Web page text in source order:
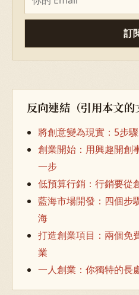
訂
反向連結（引用本文的
將創意變為現實：5步
創業開始：用興趣開創
一步
低預算行銷：行銷要從
藍海市場開發：四個步
海
打造創業項目：兩個免
業
一人創業：你獨特的長